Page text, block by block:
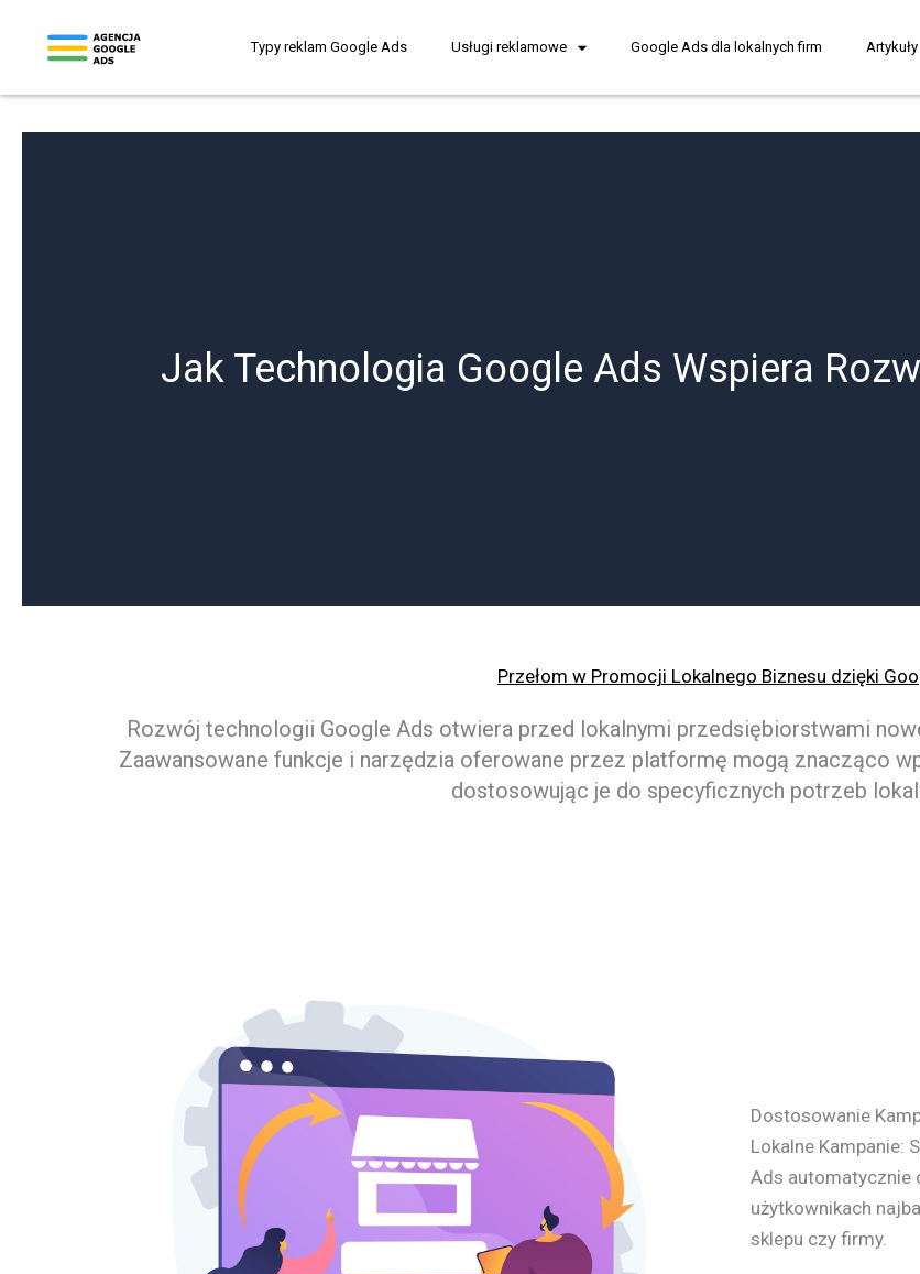
Typy reklam Google Ads Usługi reklamowe Google Ads dla lokalnych firm Artykuły
Jak Technologia Google Ads Wspiera
Przełom w Promocji Lokalnego Biznesu dzięki
Rozwój technologii Google Ads otwiera przed lokalnymi przedsiębiorstwami
Zaawansowane funkcje i narzędzia oferowane przez platformę mogą znacząco
dostosowując je do specyficznych potrzeb
Dostosowanie
Lokalne Kampanie:
Ads automatycznie
użytkownikach
sklepu czy firmy.